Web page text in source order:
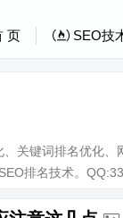
页 SEO技
、关键词排名优化
排名技术。